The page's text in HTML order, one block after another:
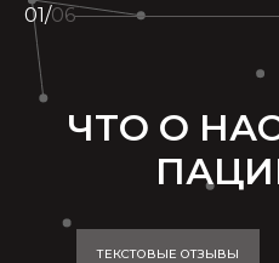
01/06
ЧТО О
ТЕКСТОВЫЕ ОТЗЫВЫ